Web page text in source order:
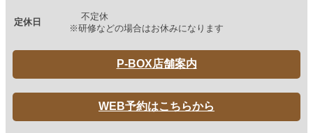
定休日
不定休
※研修などの場合はお休みになります
P-BOX店舗案内
WEB予約はこちらから